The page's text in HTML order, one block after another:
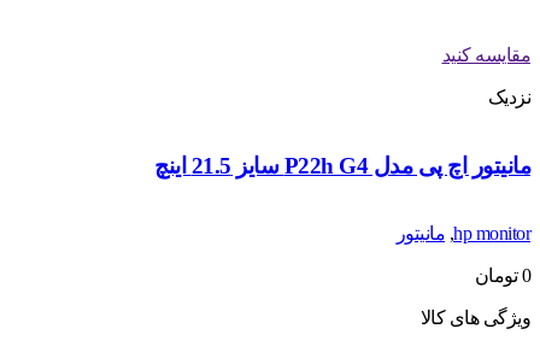
مقایسه کنید
نزدیک
مانیتور اچ پی مدل P22h G4 سایز 21.5 اینچ
hp monitor
, مانیتور
0 تومان
ویژگی های کالا